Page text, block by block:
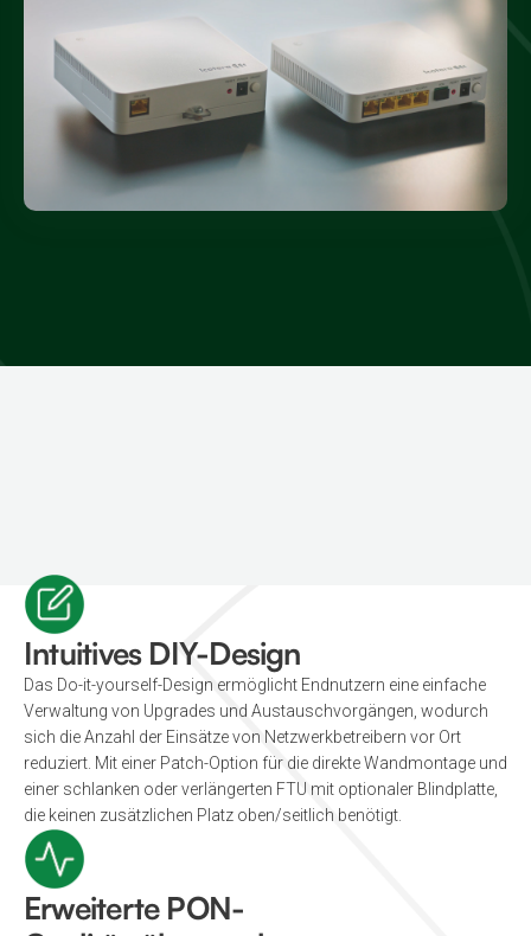
Intuitives DIY-Design
Das Do-it-yourself-Design ermöglicht Endnutzern eine einfache
Verwaltung von Upgrades und Austauschvorgängen, wodurch
sich die Anzahl der Einsätze von Netzwerkbetreibern vor Ort
reduziert. Mit einer Patch-Option für die direkte Wandmontage und
einer schlanken oder verlängerten FTU mit optionaler Blindplatte,
die keinen zusätzlichen Platz oben/seitlich benötigt.
Erweiterte PON-